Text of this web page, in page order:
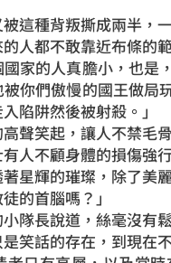
這種背叛撕成兩半，
人都不敢靠近布條的
國家的人真膽小，也
你們傲慢的國王做局
陷阱然後被射殺。」
聲笑起，讓人不禁毛
有人不顧身體的損傷強
星輝的璀璨，除了美
的首腦嗎？」
隊長說道，絲毫沒有
笑話的存在，到現在